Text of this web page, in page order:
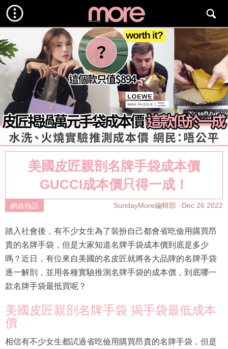
美國皮匠親剖名牌手袋成本價
GUCCI成本價只得一成！
網絡熱話 SundayMore編輯部 Dec 26 2022
踏入社會後，有不少女生為了裝扮自己都會省吃儉用購買昂
貴的名牌手袋，但是大家知道名牌手袋成本價到底是多少
嗎？近日，有位來自美國的名皮匠就將各大品牌的名牌手袋
逐一解剖，並用各種實驗推測名牌手袋的成本價，到底哪一
款名牌手袋最抵買呢？
美國皮匠親剖名牌手袋 揭手袋最低成本
價
相信有不少女生都試過省吃儉用購買昂貴的名牌手袋，但是